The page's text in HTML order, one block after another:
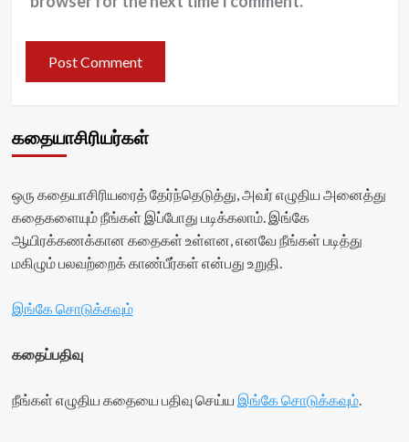
கதையாசிரியர்கள்
ஒரு கதையாசிரியரைத் தேர்ந்தெடுத்து, அவர் எழுதிய அனைத்து
கதைகளையும் நீங்கள் இப்போது படிக்கலாம். இங்கே
ஆயிரக்கணக்கான கதைகள் உள்ளன, எனவே நீங்கள் படித்து
மகிழும் பலவற்றைக் காண்பீர்கள் என்பது உறுதி.
இங்கே சொடுக்கவும்
கதைப்பதிவு
நீங்கள் எழுதிய கதையை பதிவு செய்ய இங்கே சொடுக்கவும்.